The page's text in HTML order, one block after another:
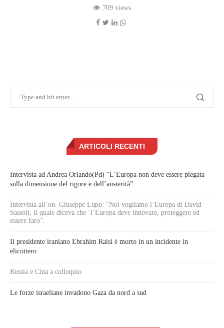
709 views
ARTICOLI RECENTI
Intervista ad Andrea Orlando(Pd) “L’Europa non deve essere piegata
sulla dimensione del rigore e dell’austerità”
Intervista all’on. Giuseppe Lupo: “Noi vogliamo l’Europa di David
Sassoli, il quale diceva che ‘l’Europa deve innovare, proteggere ed
essere faro”.
Il presidente iraniano Ebrahim Raisi è morto in un incidente in
elicottero
Russia e Cina a colloquio
Le forze israeliane invadono Gaza da nord a sud